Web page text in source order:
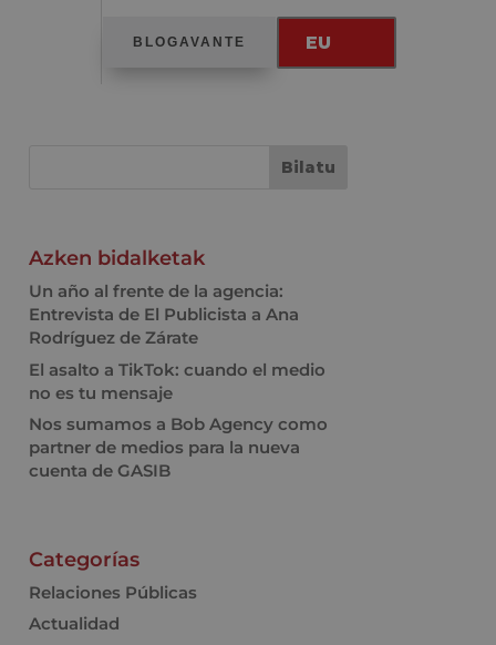
BLOGAVANTE EU
Azken bidalketak
Un año al frente de la agencia:
Entrevista de El Publicista a Ana
Rodríguez de Zárate
El asalto a TikTok: cuando el medio
no es tu mensaje
Nos sumamos a Bob Agency como
partner de medios para la nueva
cuenta de GASIB
Categorías
Relaciones Públicas
Actualidad